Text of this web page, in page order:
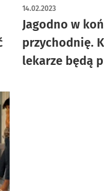
Jagodno w
przychodnię.
lekarze będą
14.02.2023
artykuł z galerią